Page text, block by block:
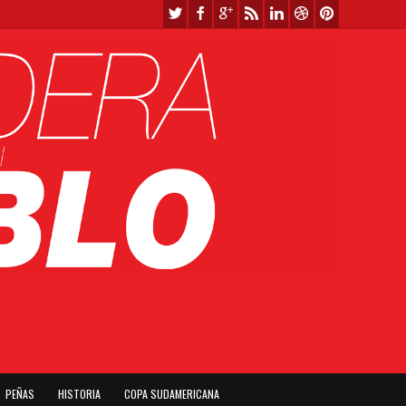
PEÑAS HISTORIA COPA SUDAMERICANA